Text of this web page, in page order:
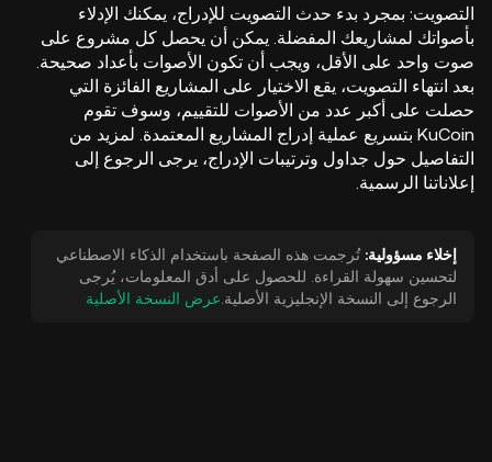
التصويت: بمجرد بدء حدث التصويت للإدراج، يمكنك الإدلاء
بأصواتك لمشاريعك المفضلة. يمكن أن يحصل كل مشروع على
صوت واحد على الأقل، ويجب أن تكون الأصوات بأعداد صحيحة.
بعد انتهاء التصويت، يقع الاختيار على المشاريع الفائزة التي
حصلت على أكبر عدد من الأصوات للتقييم، وسوف تقوم
KuCoin بتسريع عملية إدراج المشاريع المعتمدة. لمزيد من
التفاصيل حول جداول وترتيبات الإدراج، يرجى الرجوع إلى
إعلاناتنا الرسمية.
إخلاء مسؤولية: تُرجمت هذه الصفحة باستخدام الذكاء الاصطناعي
لتحسين سهولة القراءة. للحصول على أدق المعلومات، يُرجى
الرجوع إلى النسخة الإنجليزية الأصلية. عرض النسخة الأصلية